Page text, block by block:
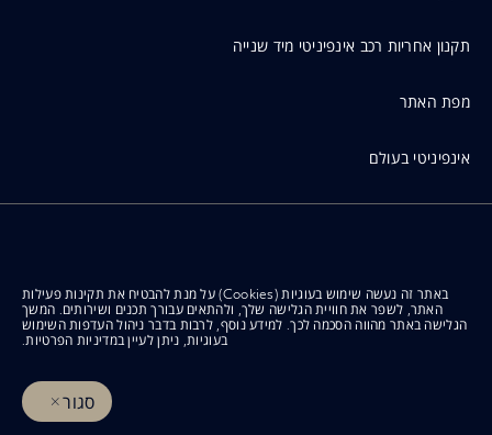
באתר זה נעשה שימוש בעוגיות (Cookies) על מנת להבטיח את תקינות פעילות
האתר, לשפר את חוויית הגלישה שלך, ולהתאים עבורך תכנים ושירותים. המשך
הגלישה באתר מהווה הסכמה לכך. למידע נוסף, לרבות בדבר ניהול העדפות השימוש
בעוגיות, ניתן לעיין במדיניות הפרטיות.
סגור
תקנון אחריות רכב אינפיניטי מיד שנייה
מפת האתר
אינפיניטי בעולם
מדיניות פרטיות